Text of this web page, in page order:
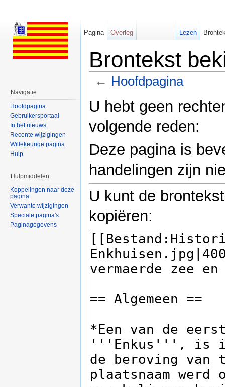
Brontekst
← Hoofdpagina
U hebt geen
volgende reden:
Deze pagina is
handelingen zijn
U kunt de
kopiëren:
Pagina Overleg Lezen
Navigatie
Hoofdpagina
Gebruikersportaal
In het nieuws
Recente wijzigingen
Willekeurige pagina
Hulp
Hulpmiddelen
Koppelingen naar deze
pagina
Verwante wijzigingen
Speciale pagina's
Paginagegevens